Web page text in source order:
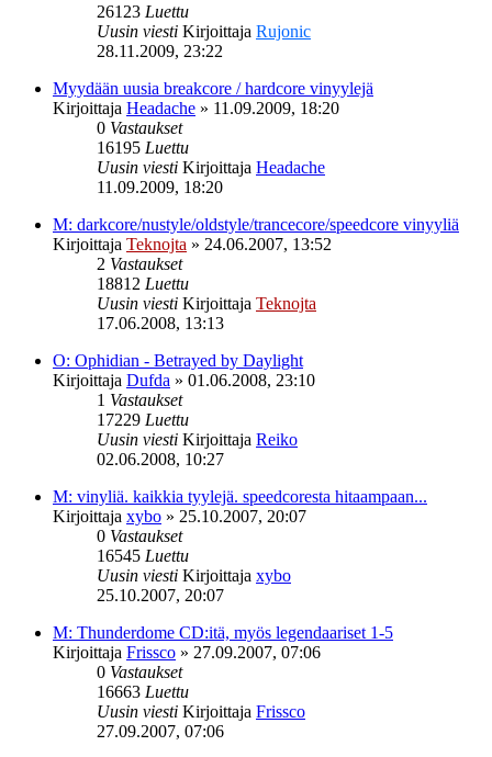
26123 Luettu
Uusin viesti Kirjoittaja Rujonic
28.11.2009, 23:22
Myydään uusia breakcore / hardcore vinyylejä
Kirjoittaja Headache » 11.09.2009, 18:20
0 Vastaukset
16195 Luettu
Uusin viesti Kirjoittaja Headache
11.09.2009, 18:20
M: darkcore/nustyle/oldstyle/trancecore/speedcore vinyyliä
Kirjoittaja Teknojta » 24.06.2007, 13:52
2 Vastaukset
18812 Luettu
Uusin viesti Kirjoittaja Teknojta
17.06.2008, 13:13
O: Ophidian - Betrayed by Daylight
Kirjoittaja Dufda » 01.06.2008, 23:10
1 Vastaukset
17229 Luettu
Uusin viesti Kirjoittaja Reiko
02.06.2008, 10:27
M: vinyliä. kaikkia tyylejä. speedcoresta hitaampaan...
Kirjoittaja xybo » 25.10.2007, 20:07
0 Vastaukset
16545 Luettu
Uusin viesti Kirjoittaja xybo
25.10.2007, 20:07
M: Thunderdome CD:itä, myös legendaariset 1-5
Kirjoittaja Frissco » 27.09.2007, 07:06
0 Vastaukset
16663 Luettu
Uusin viesti Kirjoittaja Frissco
27.09.2007, 07:06